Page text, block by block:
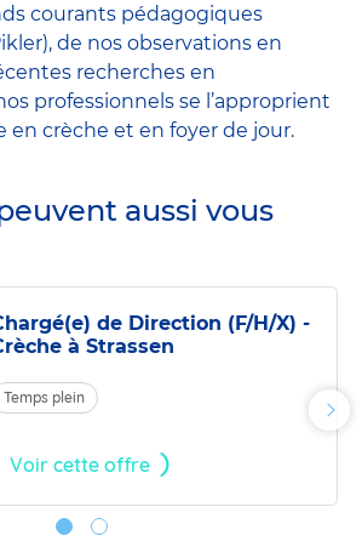
courants pédagogiques
de nos observations en
recherches en
professionnels se l’approprient
en crèche et en foyer de jour.
aussi vous
de Direction (F/H/X) -
à Strassen
Temps plein
Voir cette offre